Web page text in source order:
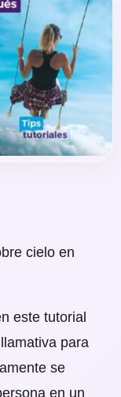
cielo en
este tutorial
para
se
en un